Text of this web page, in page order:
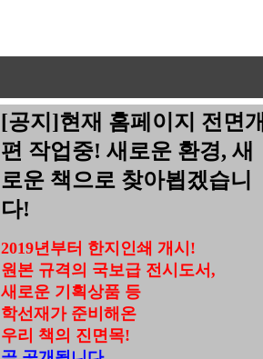
[공지]현재 홈페이지 전면개
편 작업중! 새로운 환경, 새
로운 책으로 찾아뵙겠습니
다!
2019년부터 한지인쇄 개시!
원본 규격의 국보급 전시도서,
새로운 기획상품 등
학선재가 준비해온
우리 책의 진면목!